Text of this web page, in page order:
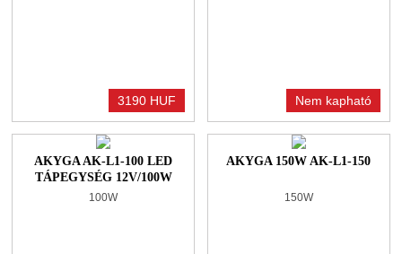
3190 HUF Nem kapható
AKYGA AK-L1-100 LED
TÁPEGYSÉG 12V/100W
100W
AKYGA 150W AK-L1-150
150W